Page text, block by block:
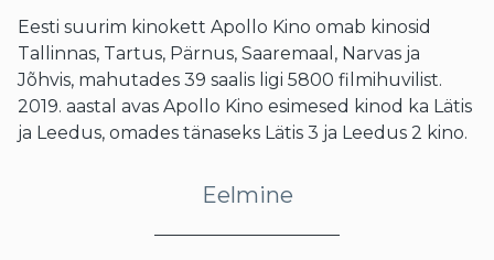
Eesti suurim kinokett Apollo Kino omab kinosid
Tallinnas, Tartus, Pärnus, Saaremaal, Narvas ja
Jõhvis, mahutades 39 saalis ligi 5800 filmihuvilist.
2019. aastal avas Apollo Kino esimesed kinod ka Lätis
ja Leedus, omades tänaseks Lätis 3 ja Leedus 2 kino.
Eelmine